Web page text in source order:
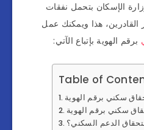
الإسكان بتحمل نفقات
القادرين، هذا ويمكنك عمل
برقم الهوية بإتباع الآتي:
Table of
سكني برقم الهوية
سكني برقم الهوية
الدعم السكني؟